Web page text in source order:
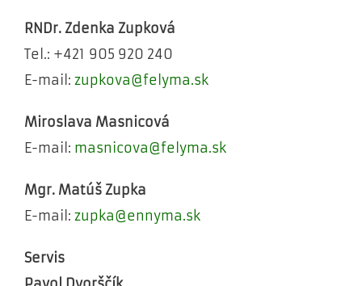
RNDr. Zdenka Zupková
Tel.: +421 905 920 240
E-mail: zupkova@felyma.sk
Miroslava Masnicová
E-mail: masnicova@felyma.sk
Mgr. Matúš Zupka
E-mail: zupka@ennyma.sk
Servis